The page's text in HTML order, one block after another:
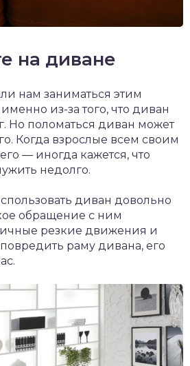
на диване
нам заниматься этим
из-за того, что диван
Но поломаться диван может
Когда взрослые всем своим
— иногда кажется, что
недолго.
диван довольно
обращение с ним
резкие движения и
раму дивана, его